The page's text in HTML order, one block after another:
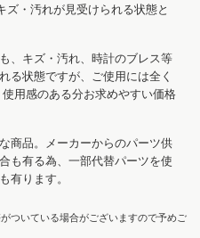
ズ・汚れが見受けられる状態と
、キズ・汚れ、時計のブレス等
る状態ですが、ご使用には全く
用感のある分お求めやすい価格
商品。メーカーからのパーツ供
も有る為、一部代替パーツを使
有ります。
ついている場合がございますので予めご